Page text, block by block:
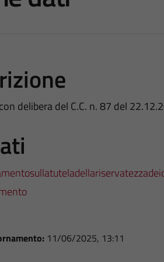
delibera del C.C. n. 87 del
11/06/2025, 13:11